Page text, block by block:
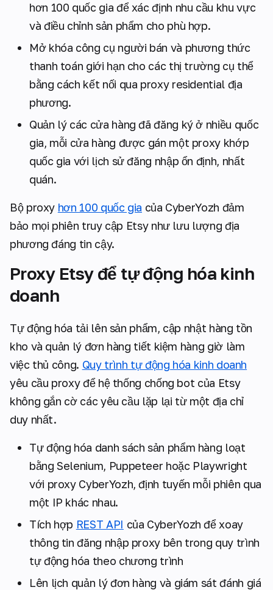
hơn 100 quốc gia để xác định nhu cầu khu vực
và điều chỉnh sản phẩm cho phù hợp.
Mở khóa công cụ người bán và phương thức
thanh toán giới hạn cho các thị trường cụ thể
bằng cách kết nối qua proxy residential địa
phương.
Quản lý các cửa hàng đã đăng ký ở nhiều quốc
gia, mỗi cửa hàng được gán một proxy khớp
quốc gia với lịch sử đăng nhập ổn định, nhất
quán.
Bộ proxy hơn 100 quốc gia của CyberYozh đảm
bảo mọi phiên truy cập Etsy như lưu lượng địa
phương đáng tin cậy.
Proxy Etsy để tự động hóa kinh
doanh
Tự động hóa tải lên sản phẩm, cập nhật hàng tồn
kho và quản lý đơn hàng tiết kiệm hàng giờ làm
việc thủ công. Quy trình tự động hóa kinh doanh
yêu cầu proxy để hệ thống chống bot của Etsy
không gắn cờ các yêu cầu lặp lại từ một địa chỉ
duy nhất.
Tự động hóa danh sách sản phẩm hàng loạt
bằng Selenium, Puppeteer hoặc Playwright
với proxy CyberYozh, định tuyến mỗi phiên qua
một IP khác nhau.
Tích hợp REST API của CyberYozh để xoay
thông tin đăng nhập proxy bên trong quy trình
tự động hóa theo chương trình
Lên lịch quản lý đơn hàng và giám sát đánh giá